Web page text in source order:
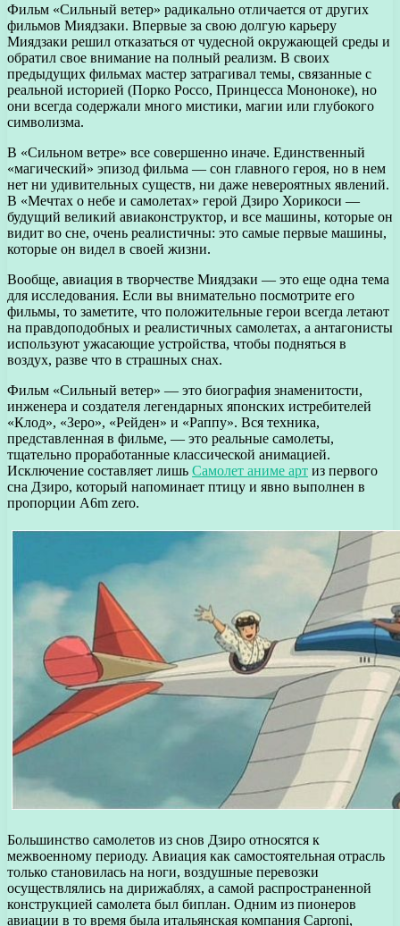
Фильм «Сильный ветер» радикально отличается от других
фильмов Миядзаки. Впервые за свою долгую карьеру
Миядзаки решил отказаться от чудесной окружающей среды и
обратил свое внимание на полный реализм. В своих
предыдущих фильмах мастер затрагивал темы, связанные с
реальной историей (Порко Россо, Принцесса Мононоке), но
они всегда содержали много мистики, магии или глубокого
символизма.
В «Сильном ветре» все совершенно иначе. Единственный
«магический» эпизод фильма — сон главного героя, но в нем
нет ни удивительных существ, ни даже невероятных явлений.
В «Мечтах о небе и самолетах» герой Дзиро Хорикоси —
будущий великий авиаконструктор, и все машины, которые он
видит во сне, очень реалистичны: это самые первые машины,
которые он видел в своей жизни.
Вообще, авиация в творчестве Миядзаки — это еще одна тема
для исследования. Если вы внимательно посмотрите его
фильмы, то заметите, что положительные герои всегда летают
на правдоподобных и реалистичных самолетах, а антагонисты
используют ужасающие устройства, чтобы подняться в
воздух, разве что в страшных снах.
Фильм «Сильный ветер» — это биография знаменитости,
инженера и создателя легендарных японских истребителей
«Клод», «Зеро», «Рейден» и «Раппу». Вся техника,
представленная в фильме, — это реальные самолеты,
тщательно проработанные классической анимацией.
Исключение составляет лишь Самолет аниме арт из первого
сна Дзиро, который напоминает птицу и явно выполнен в
пропорции A6m zero.
Большинство самолетов из снов Дзиро относятся к
межвоенному периоду. Авиация как самостоятельная отрасль
только становилась на ноги, воздушные перевозки
осуществлялись на дирижаблях, а самой распространенной
конструкцией самолета был биплан. Одним из пионеров
авиации в то время была итальянская компания Caproni,